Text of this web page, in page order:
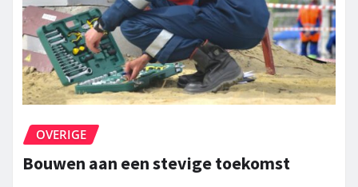
OVERIGE
Bouwen aan een stevige toekomst